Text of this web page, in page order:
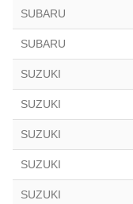
SUBARU
SUBARU
SUZUKI
SUZUKI
SUZUKI
SUZUKI
SUZUKI